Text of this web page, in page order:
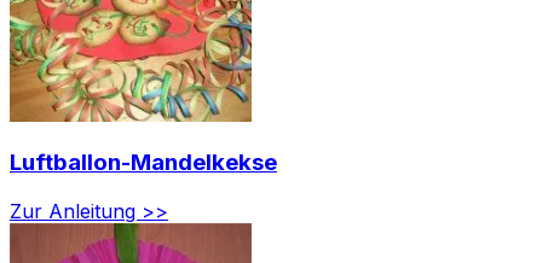
Luftballon-Mandelkekse
Zur Anleitung >>